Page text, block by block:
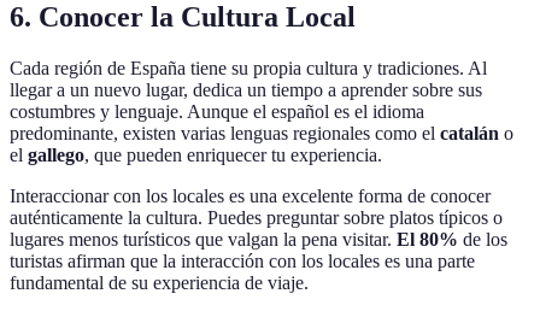
6. Conocer la Cultura Local
Cada región de España tiene su propia cultura y tradiciones. Al
llegar a un nuevo lugar, dedica un tiempo a aprender sobre sus
costumbres y lenguaje. Aunque el español es el idioma
predominante, existen varias lenguas regionales como el catalán o
el gallego, que pueden enriquecer tu experiencia.
Interaccionar con los locales es una excelente forma de conocer
auténticamente la cultura. Puedes preguntar sobre platos típicos o
lugares menos turísticos que valgan la pena visitar. El 80% de los
turistas afirman que la interacción con los locales es una parte
fundamental de su experiencia de viaje.